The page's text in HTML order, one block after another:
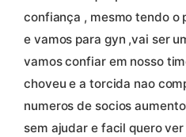
confiança , mesmo tendo o
e vamos para gyn ,vai ser
vamos confiar em nosso
choveu e a torcida nao
numeros de socios
sem ajudar e facil quero